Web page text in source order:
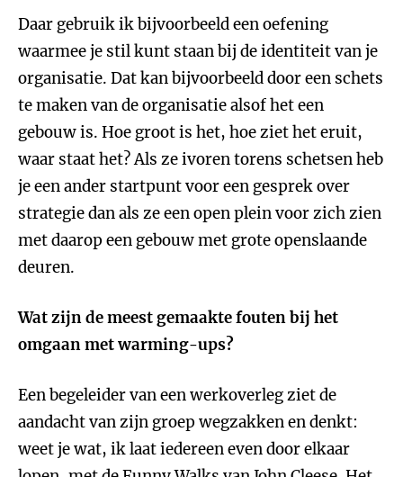
Daar gebruik ik bijvoorbeeld een oefening
waarmee je stil kunt staan bij de identiteit van je
organisatie. Dat kan bijvoorbeeld door een schets
te maken van de organisatie alsof het een
gebouw is. Hoe groot is het, hoe ziet het eruit,
waar staat het? Als ze ivoren torens schetsen heb
je een ander startpunt voor een gesprek over
strategie dan als ze een open plein voor zich zien
met daarop een gebouw met grote openslaande
deuren.
Wat zijn de meest gemaakte fouten bij het
omgaan met warming-ups?
Een begeleider van een werkoverleg ziet de
aandacht van zijn groep wegzakken en denkt:
weet je wat, ik laat iedereen even door elkaar